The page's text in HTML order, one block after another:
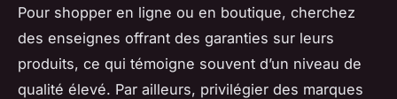
Pour shopper en ligne ou en boutique, cherchez
des enseignes offrant des garanties sur leurs
produits, ce qui témoigne souvent d’un niveau de
qualité élevé. Par ailleurs, privilégier des marques